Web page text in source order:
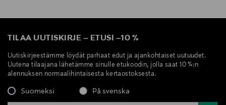
TILAA UUTISKIRJE – ETUSI –10 %
Uutiskirjeestämme löydät parhaat edut ja ajankohtaiset uutuudet.
Uutena tilaajana lähetämme sinulle etukoodin, jolla saat 10 %:n
alennuksen normaalihintaisesta kertaostoksesta.
Suomeksi På svenska